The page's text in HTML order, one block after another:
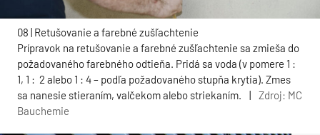
08 | Retušovanie a farebné zušľachtenie
Prípravok na retušovanie a farebné zušľachtenie sa zmieša do
požadovaného farebného odtieňa. Pridá sa voda (v pomere 1 :
1, 1 : 2 alebo 1 : 4 – podľa požadovaného stupňa krytia). Zmes
sa nanesie stieraním, valčekom alebo striekaním.
|
Zdroj: MC
Bauchemie